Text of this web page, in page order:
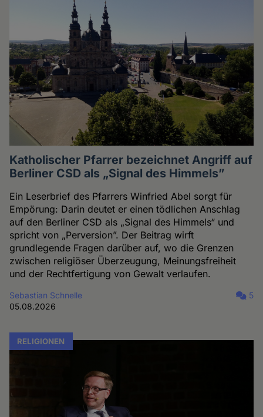
Katholischer Pfarrer bezeichnet Angriff auf
Berliner CSD als „Signal des Himmels”
Ein Leserbrief des Pfarrers Winfried Abel sorgt für
Empörung: Darin deutet er einen tödlichen Anschlag
auf den Berliner CSD als „Signal des Himmels“ und
spricht von „Perversion”. Der Beitrag wirft
grundlegende Fragen darüber auf, wo die Grenzen
zwischen religiöser Überzeugung, Meinungsfreiheit
und der Rechtfertigung von Gewalt verlaufen.
Sebastian Schnelle
05.08.2026
5
RELIGIONEN